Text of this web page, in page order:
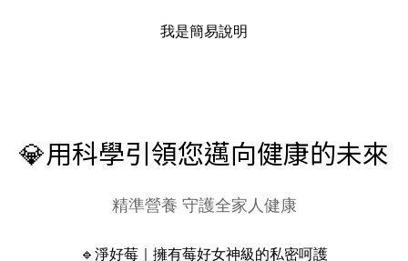
我是簡易說明
💎用科學引領您邁向健康的未來
精準營養 守護全家人健康
🔹淨好莓｜擁有莓好女神級的私密呵護